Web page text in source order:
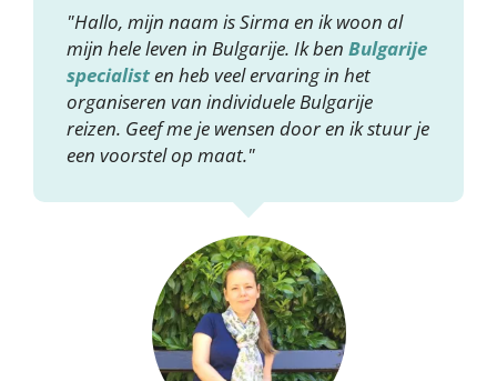
"Hallo, mijn naam is Sirma en ik woon al
mijn hele leven in Bulgarije. Ik ben Bulgarije
specialisten heb veel ervaring in het
organiseren van individuele Bulgarije
reizen. Geef me je wensen door en ik stuur je
een voorstel op maat."